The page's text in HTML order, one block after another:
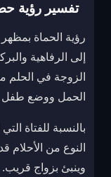
تفسير رؤية
رؤية الحماة بمظهر
إلى الرفاهية
الزوجة في الحلم
الحمل ووضع طفل
بالنسبة للفتاة
النوع من الأحلام
وينبئ بزواج قريب.